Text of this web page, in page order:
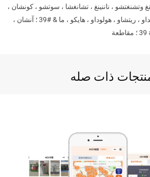
وتشنغتشو ، ناننينغ ، تشانغشا ، سوتشو ، كونشان ،
يانتشنغ ، دونغتاي ، تشينغداو ، ريتشاو ، هولوداو ، هايكو ، ما & #39 ؛ آنشان ،
ذات صله